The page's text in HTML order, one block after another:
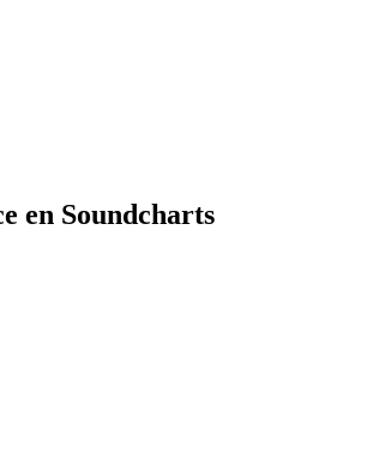
en Soundcharts